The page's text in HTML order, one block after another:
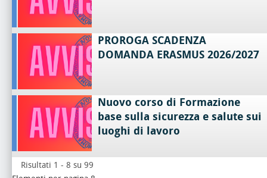
PROROGA SCADENZA
DOMANDA ERASMUS 2026/2027
Nuovo corso di Formazione
base sulla sicurezza e salute sui
luoghi di lavoro
Risultati 1 - 8 su 99